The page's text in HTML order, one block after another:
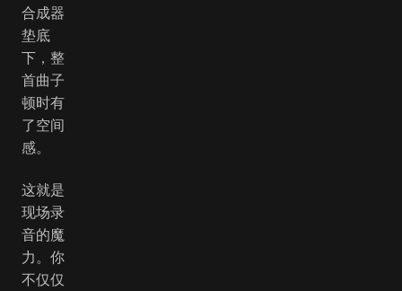
合成器
垫底
下，整
首曲子
顿时有
了空间
感。
这就是
现场录
音的魔
力。你
不仅仅